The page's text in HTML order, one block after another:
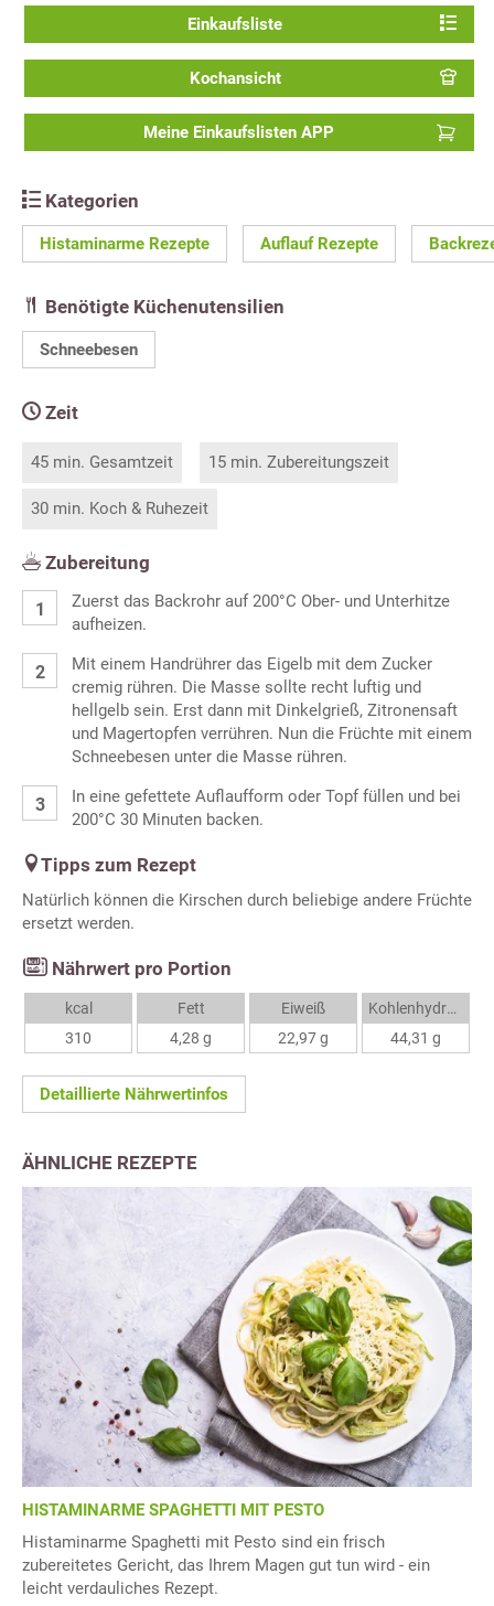
Einkaufsliste
Kochansicht
Meine Einkaufslisten APP
Kategorien
Histaminarme Rezepte Auflauf Rezepte
Benötigte Küchenutensilien
Schneebesen
Zeit
45 min. Gesamtzeit 15 min. Zubereitungszeit
30 min. Koch & Ruhezeit
Zubereitung
Zuerst das Backrohr auf 200°C Ober- und Unterhitze
aufheizen.
Mit einem Handrührer das Eigelb mit dem Zucker
cremig rühren. Die Masse sollte recht luftig und
hellgelb sein. Erst dann mit Dinkelgrieß, Zitronensaft
und Magertopfen verrühren. Nun die Früchte mit einem
Schneebesen unter die Masse rühren.
In eine gefettete Auflaufform oder Topf füllen und bei
200°C 30 Minuten backen.
Tipps zum Rezept
Natürlich können die Kirschen durch beliebige andere Früchte
ersetzt werden.
Nährwert pro Portion
kcal
310
Fett
4,28 g
Eiweiß
22,97 g
Kohlenhydrate
44,31 g
Detaillierte Nährwertinfos
ÄHNLICHE REZEPTE
HISTAMINARME SPAGHETTI MIT PESTO
Histaminarme Spaghetti mit Pesto sind ein frisch
zubereitetes Gericht, das Ihrem Magen gut tun wird - ein
leicht verdauliches Rezept.